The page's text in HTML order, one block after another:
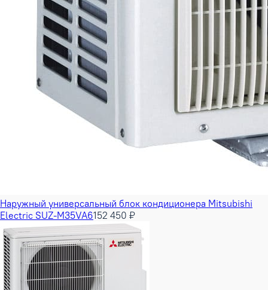
Наружный универсальный блок кондиционера Mitsubishi
Electric SUZ-M35VA6152 450 ₽